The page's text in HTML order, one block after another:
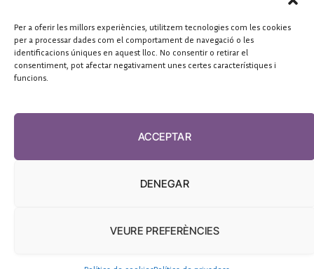
Per a oferir les millors experiències, utilitzem tecnologies com les cookies
per a processar dades com el comportament de navegació o les
identificacions úniques en aquest lloc. No consentir o retirar el
consentiment, pot afectar negativament unes certes característiques i
funcions.
ACCEPTAR
DENEGAR
VEURE PREFERÈNCIES
FUNDACIÓ